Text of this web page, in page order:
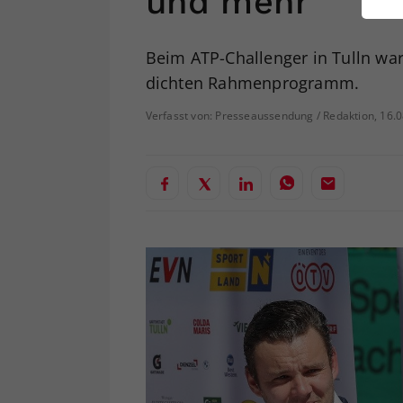
Beim ATP-Challenger in Tulln
dichten Rahmenprogramm.
Verfasst von: Presseaussendung / Redaktion,